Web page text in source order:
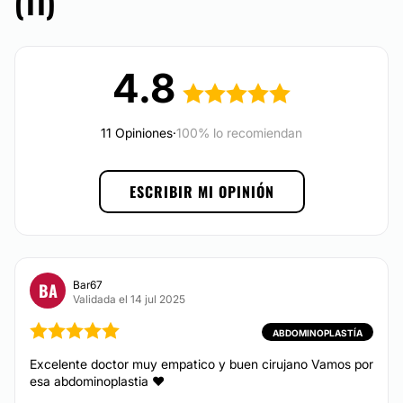
Posibilidad de videoconsulta:
MEDICINA ESTÉTICA
Lipopapada
Rinomodelación
Armonización facial
Rejuvenecimiento facial
Aumento de labios
TRATAMIENTOS DE BELLEZA
Eliminar grasa localizada
4.8
11 Opiniones·100% lo recomiendan
ESCRIBIR MI OPINIÓN
BA
Bar67
Validada el 14 jul 2025
ABDOMINOPLASTÍA
Excelente doctor muy empatico y buen cirujano Vamos por
esa abdominoplastia ♥️